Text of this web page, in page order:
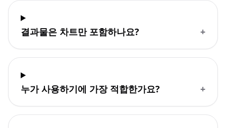
결과물은 차트만 포함하나요? +
누가 사용하기에 가장 적합한가요? +